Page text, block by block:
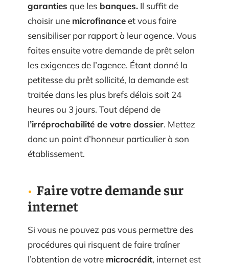
garanties que les banques. Il suffit de
choisir une microfinanceet vous faire
sensibiliser par rapport à leur agence. Vous
faites ensuite votre demande de prêt selon
les exigences de l’agence. Étant donné la
petitesse du prêt sollicité, la demande est
traitée dans les plus brefs délais soit 24
heures ou 3 jours. Tout dépend de
l’irréprochabilité de votre dossier. Mettez
donc un point d’honneur particulier à son
établissement.
Faire votre demande sur
internet
Si vous ne pouvez pas vous permettre des
procédures qui risquent de faire traîner
l’obtention de votre microcrédit, internet est